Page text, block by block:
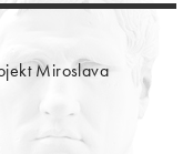
Miroslava